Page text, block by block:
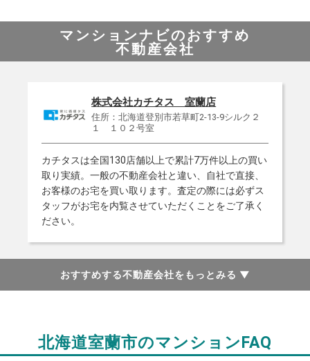
おすすめする不動産会社をもっとみる ▼
マンションナビのおすすめ
不動産会社
株式会社カチタス 室蘭店
住所：北海道登別市若草町2-13-9シルク２
１ １０２号室
カチタスは全国130店舗以上で累計7万件以上の買い
取り実績。一般の不動産会社と違い、自社で直接、
お客様のお宅を買い取ります。査定の際には必ずス
タッフがお宅を内覧させていただくことをご了承く
ださい。
北海道室蘭市のマンションFAQ